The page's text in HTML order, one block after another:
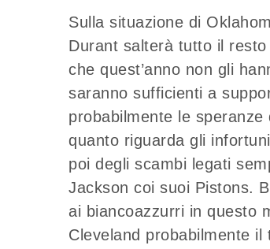
Sulla situazione di
Durant salterà tutto il
che quest’anno non gli
saranno sufficienti a
probabilmente le
quanto riguarda gli
poi degli scambi legati
Jackson coi suoi Pistons.
ai biancoazzurri in questo
Cleveland probabilmente il